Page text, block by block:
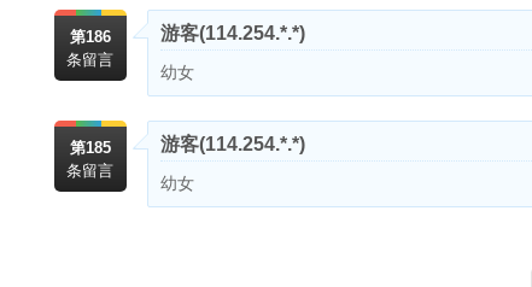
第186
条留言
游客(114.254.*.*)
幼女
第185
条留言
游客(114.254.*.*)
幼女